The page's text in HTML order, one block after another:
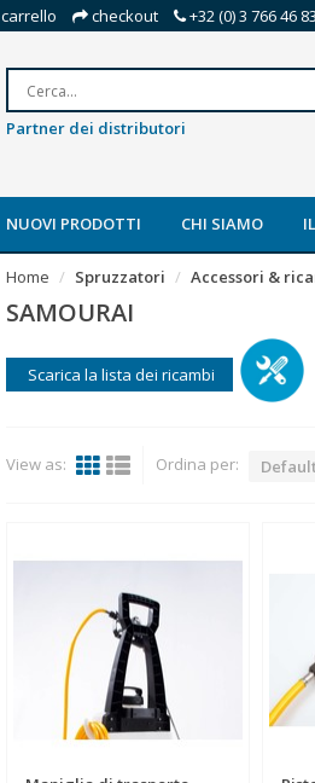
carrello checkout +32 (0) 3 766 46 83
Partner dei distributori
NUOVI PRODOTTI CHI SIAMO
Home Spruzzatori Accessori &
SAMOURAI
Scarica la lista dei ricambi
View as: Ordina per: